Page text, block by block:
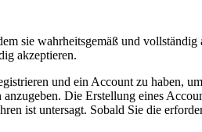
sie wahrheitsgemäß und
akzeptieren.
und ein Account zu haben,
Die Erstellung eines
ist untersagt. Sobald Sie die